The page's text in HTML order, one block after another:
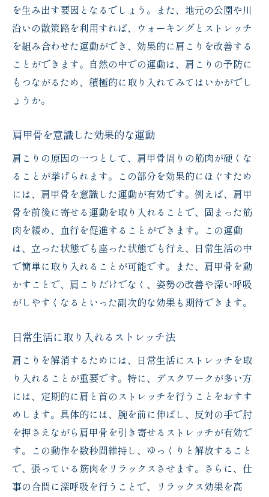
を生み出す要因となるでしょう。また、地元の公園や川
沿いの散策路を利用すれば、ウォーキングとストレッチ
を組み合わせた運動ができ、効果的に肩こりを改善する
ことができます。自然の中での運動は、肩こりの予防に
もつながるため、積極的に取り入れてみてはいかがでし
ょうか。
肩甲骨を意識した効果的な運動
肩こりの原因の一つとして、肩甲骨周りの筋肉が硬くな
ることが挙げられます。この部分を効果的にほぐすため
には、肩甲骨を意識した運動が有効です。例えば、肩甲
骨を前後に寄せる運動を取り入れることで、固まった筋
肉を緩め、血行を促進することができます。この運動
は、立った状態でも座った状態でも行え、日常生活の中
で簡単に取り入れることが可能です。また、肩甲骨を動
かすことで、肩こりだけでなく、姿勢の改善や深い呼吸
がしやすくなるといった副次的な効果も期待できます。
日常生活に取り入れるストレッチ法
肩こりを解消するためには、日常生活にストレッチを取
り入れることが重要です。特に、デスクワークが多い方
には、定期的に肩と首のストレッチを行うことをおすす
めします。具体的には、腕を前に伸ばし、反対の手で肘
を押さえながら肩甲骨を引き寄せるストレッチが有効で
す。この動作を数秒間維持し、ゆっくりと解放すること
で、張っている筋肉をリラックスさせます。さらに、仕
事の合間に深呼吸を行うことで、リラックス効果を高